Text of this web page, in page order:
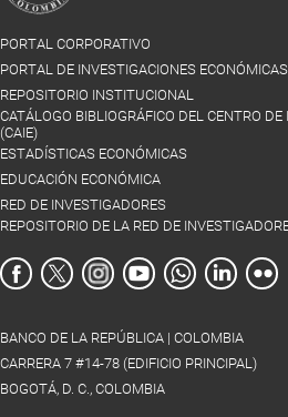
PORTAL CORPORATIVO
PORTAL DE INVESTIGACIONES ECONÓMICAS
REPOSITORIO INSTITUCIONAL
CATÁLOGO BIBLIOGRÁFICO DEL CENTRO
(CAIE)
ESTADÍSTICAS ECONÓMICAS
EDUCACIÓN ECONÓMICA
RED DE INVESTIGADORES
REPOSITORIO DE LA RED DE
BANCO DE LA REPÚBLICA | COLOMBIA
CARRERA 7 #14-78 (EDIFICIO PRINCIPAL)
BOGOTÁ, D. C., COLOMBIA